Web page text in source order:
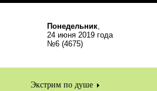
Понедельник,
24 июня 2019 года
№6 (4675)
Экстрим по душе